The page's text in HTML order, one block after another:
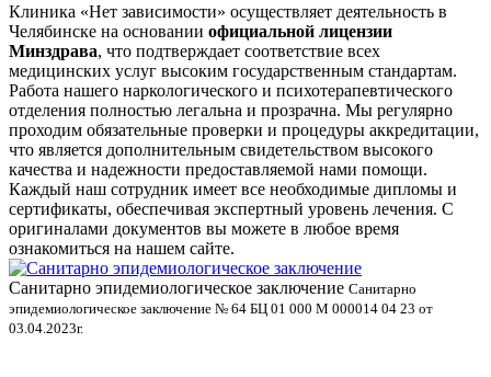
Клиника «Нет зависимости» осуществляет деятельность в
Челябинске на основании официальной лицензии
Минздрава, что подтверждает соответствие всех
медицинских услуг высоким государственным стандартам.
Работа нашего наркологического и психотерапевтического
отделения полностью легальна и прозрачна. Мы регулярно
проходим обязательные проверки и процедуры аккредитации,
что является дополнительным свидетельством высокого
качества и надежности предоставляемой нами помощи.
Каждый наш сотрудник имеет все необходимые дипломы и
сертификаты, обеспечивая экспертный уровень лечения. С
оригиналами документов вы можете в любое время
ознакомиться на нашем сайте.
Санитарно эпидемиологическое заключение Санитарно
эпидемиологическое заключение № 64 БЦ 01 000 М 000014 04 23 от
03.04.2023г.